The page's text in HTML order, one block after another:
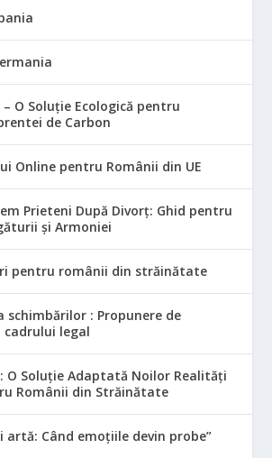
O Soluție Ecologică pentru
de Carbon
Online pentru Românii din UE
Prieteni După Divorț: Ghid pentru
și Armoniei
pentru românii din străinătate
schimbărilor : Propunere de
legal
O Soluție Adaptată Noilor Realități
Românii din Străinătate
artă: Când emoțiile devin probe”